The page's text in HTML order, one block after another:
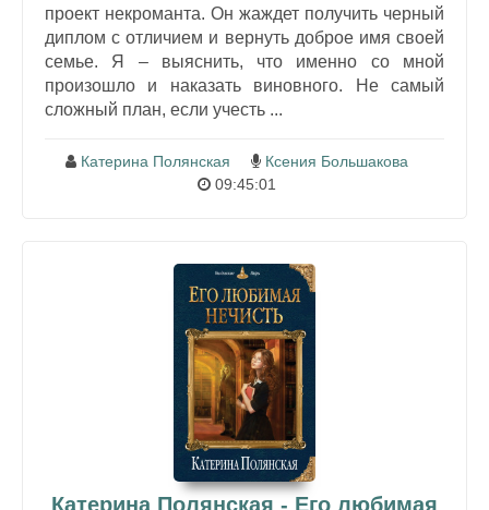
проект некроманта. Он жаждет получить черный
диплом с отличием и вернуть доброе имя своей
семье. Я – выяснить, что именно со мной
произошло и наказать виновного. Не самый
сложный план, если учесть ...
Катерина Полянская
Ксения Большакова
09:45:01
Катерина Полянская - Его любимая